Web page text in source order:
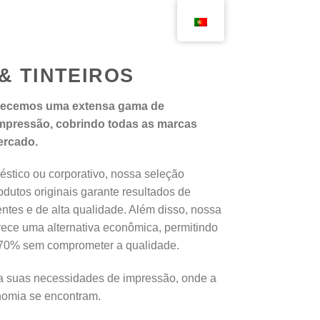
TINTEIROS
uma extensa gama de
cobrindo todas as marcas
ou corporativo, nossa seleção
originais garante resultados de
e de alta qualidade. Além disso, nossa
uma alternativa econômica, permitindo
sem comprometer a qualidade.
suas necessidades de impressão, onde a
se encontram.